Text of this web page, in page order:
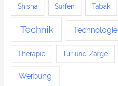
Shisha Surfen Tabak
Technik Technologie
Therapie Tür und Zarge
Werbung